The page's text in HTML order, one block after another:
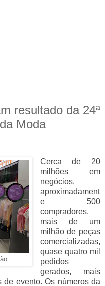
resultado da 24ª
Moda
Cerca de 20
milhões em
negócios,
aproximadament
e 500
compradores,
mais de um
milhão de peças
comercializadas,
quase quatro mil
pedidos
gerados, mais
de evento. Os números da